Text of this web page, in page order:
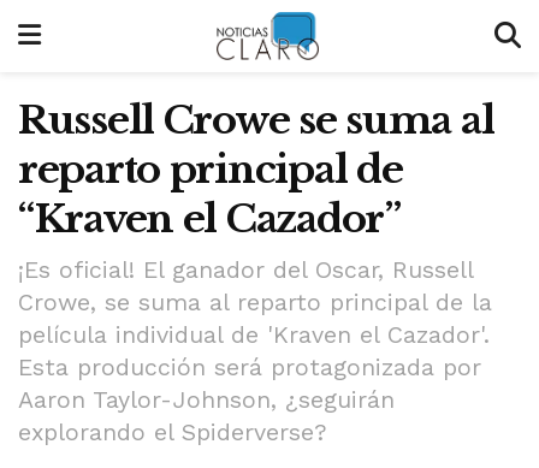
Russell Crowe se suma al
reparto principal de
“Kraven el Cazador”
¡Es oficial! El ganador del Oscar, Russell
Crowe, se suma al reparto principal de la
película individual de 'Kraven el Cazador'.
Esta producción será protagonizada por
Aaron Taylor-Johnson, ¿seguirán
explorando el Spiderverse?